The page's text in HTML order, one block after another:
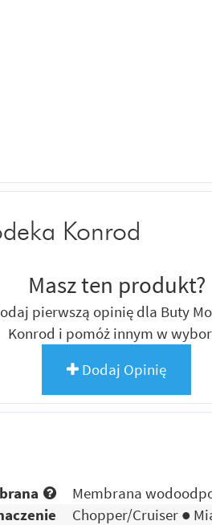
Konrod
Masz ten produkt?
pierwszą opinię dla Buty
Konrod i pomóż innym w
Dodaj Opinię
Membrana
Chopper/Cruiser ●